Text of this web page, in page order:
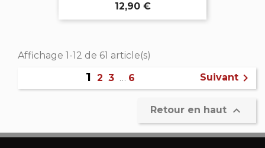
12,90 €
Affichage 1-12 de 61 article(s)
1 2 3 … 6 Suivant 
Retour en haut 